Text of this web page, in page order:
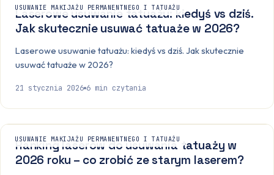
USUWANIE MAKIJAŻU PERMANENTNEGO I TATUAŻU
Laserowe usuwanie tatuażu: kiedyś vs dziś.
Jak skutecznie usuwać tatuaże w 2026?
Laserowe usuwanie tatuażu: kiedyś vs dziś. Jak skutecznie
usuwać tatuaże w 2026?
21 stycznia 2026 6 min czytania
USUWANIE MAKIJAŻU PERMANENTNEGO I TATUAŻU
Ranking laserów do usuwania tatuaży w
2026 roku – co zrobić ze starym laserem?